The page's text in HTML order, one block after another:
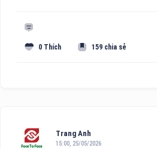
0 Thích 159 chia sẻ
Trang Anh
15:00, 25/05/2026